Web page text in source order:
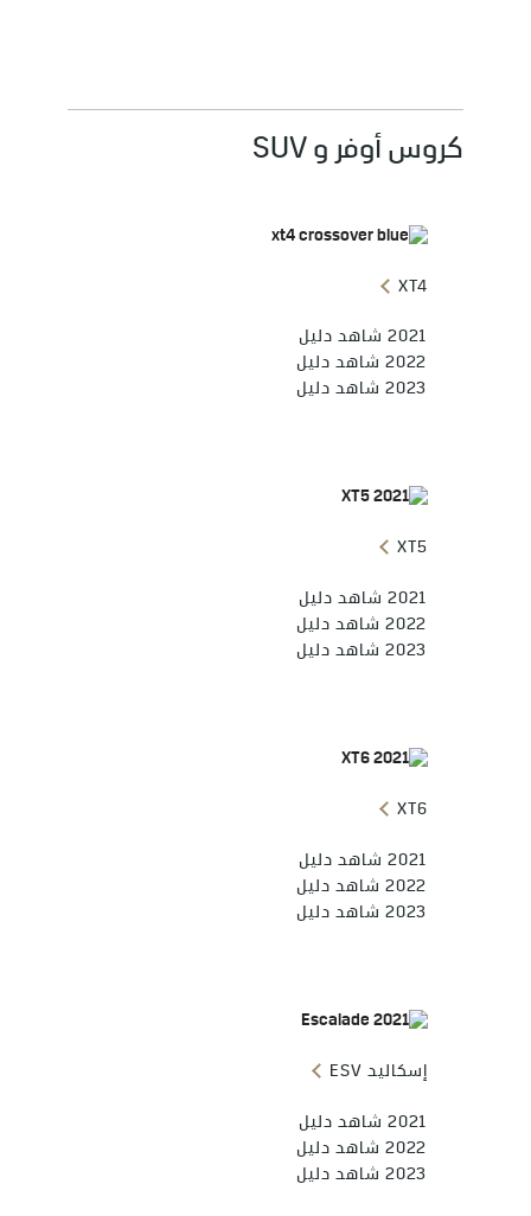
كروس أوفر و SUV
XT4
2021 شاهد دليل
2022 شاهد دليل
2023 شاهد دليل
XT5
2021 شاهد دليل
2022 شاهد دليل
2023 شاهد دليل
XT6
2021 شاهد دليل
2022 شاهد دليل
2023 شاهد دليل
إسكاليد ESV
2021 شاهد دليل
2022 شاهد دليل
2023 شاهد دليل